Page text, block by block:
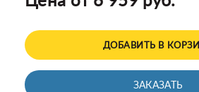
ДОБАВИТЬ В
ЗАКАЗАТЬ